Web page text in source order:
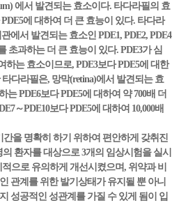
에서 발견되는 효소이다. 타다라필의 효
PDE5에 대하여 더 큰 효능이 있다. 타다라
에서 발견되는 효소인 PDE1, PDE2, PDE4
초과하는 더 큰 효능이 있다. PDE3가 심
하는 효소이므로, PDE3보다 PDE5에 대한
다라필은, 망막(retina)에서 발견되는 효
는 PDE6보다 PDE5에 대하여 약 700배 더
～PDE10보다 PDE5에 대하여 10,000배
을 명확히 하기 위하여 편안하게 갖취진
의 환자를 대상으로 3개의 임상시험을 실시
으로 유의하게 개선시켰으며, 위약과 비
관계를 위한 발기상태가 유지될 뿐 아니
성공적인 성관계를 가질 수 있게 됨이 입